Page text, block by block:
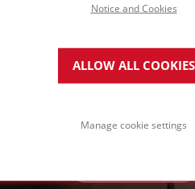
Notice and Cookies
ALLOW ALL COOKIES
Manage cookie settings
asesoramiento